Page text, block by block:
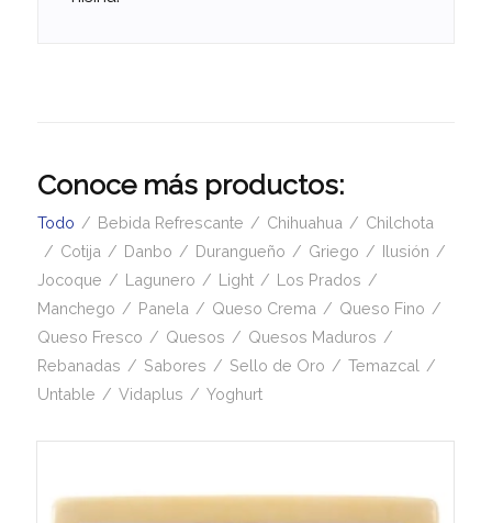
Conoce más productos:
Todo / Bebida Refrescante / Chihuahua / Chilchota
/ Cotija / Danbo / Durangueño / Griego / Ilusión /
Jocoque / Lagunero / Light / Los Prados /
Manchego / Panela / Queso Crema / Queso Fino /
Queso Fresco / Quesos / Quesos Maduros /
Rebanadas / Sabores / Sello de Oro / Temazcal /
Untable / Vidaplus / Yoghurt